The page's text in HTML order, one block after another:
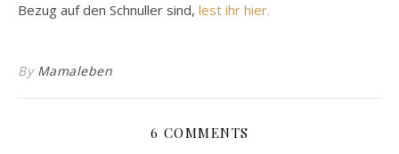
Bezug auf den Schnuller sind, lest ihr hier.
By Mamaleben
6 COMMENTS